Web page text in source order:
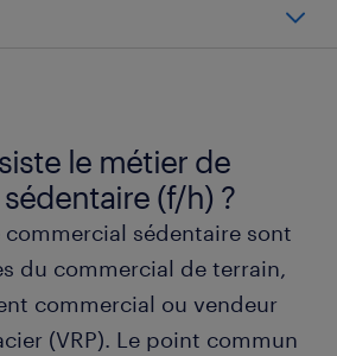
de commercial sédentaire
que commercial sédentaire
de commercial sédentaire (f/h)
le métier de
(f/h) ?
commercial sédentaire sont
du commercial de terrain,
commercial ou vendeur
(VRP). Le point commun